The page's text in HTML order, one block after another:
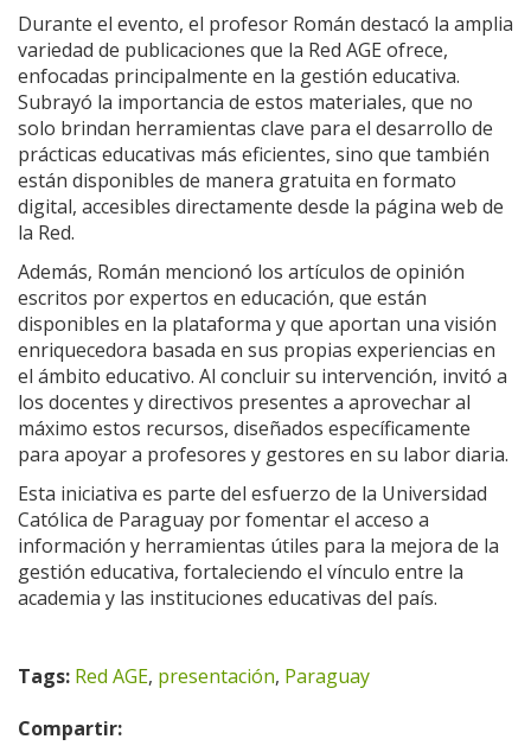
Durante el evento, el profesor Román destacó la amplia
variedad de publicaciones que la Red AGE ofrece,
enfocadas principalmente en la gestión educativa.
Subrayó la importancia de estos materiales, que no
solo brindan herramientas clave para el desarrollo de
prácticas educativas más eficientes, sino que también
están disponibles de manera gratuita en formato
digital, accesibles directamente desde la página web de
la Red.
Además, Román mencionó los artículos de opinión
escritos por expertos en educación, que están
disponibles en la plataforma y que aportan una visión
enriquecedora basada en sus propias experiencias en
el ámbito educativo. Al concluir su intervención, invitó a
los docentes y directivos presentes a aprovechar al
máximo estos recursos, diseñados específicamente
para apoyar a profesores y gestores en su labor diaria.
Esta iniciativa es parte del esfuerzo de la Universidad
Católica de Paraguay por fomentar el acceso a
información y herramientas útiles para la mejora de la
gestión educativa, fortaleciendo el vínculo entre la
academia y las instituciones educativas del país.
Tags: Red AGE, presentación, Paraguay
Compartir: